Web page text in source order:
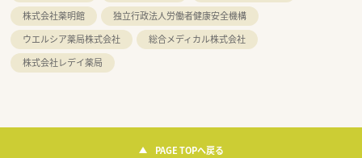
株式会社薬明館
独立行政法人労働者健康安全機構
ウエルシア薬局株式会社
総合メディカル株式会社
株式会社レデイ薬局
PAGE TOPへ戻る